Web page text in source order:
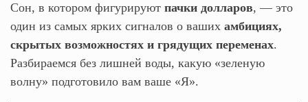
Сон, в котором фигурируют пачки долларов, — это
один из самых ярких сигналов о ваших амбициях,
скрытых возможностях и грядущих переменах.
Разбираемся без лишней воды, какую «зеленую
волну» подготовило вам ваше «Я».